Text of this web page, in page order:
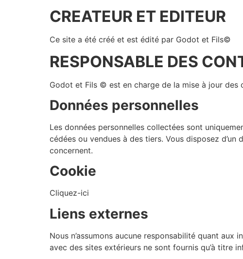
CREATEUR ET EDITEUR
Ce site a été créé et est édité par Godot et Fils©
RESPONSABLE DES
Godot et Fils © est en charge de la mise à jour
Données personnelles
Les données personnelles collectées sont
cédées ou vendues à des tiers. Vous disposez
concernent.
Cookie
Cliquez-ici
Liens externes
Nous n’assumons aucune responsabilité quant
avec des sites extérieurs ne sont fournis qu’à titre